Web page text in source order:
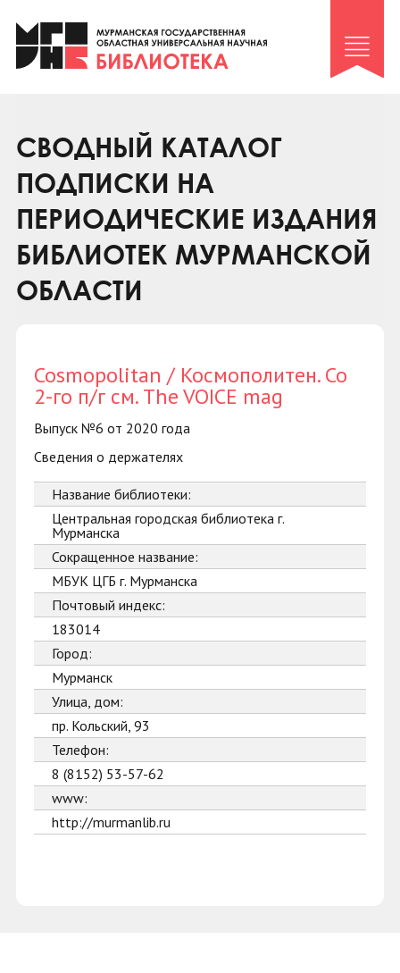
Клуб «Гиря и сельдерей»
Клуб «Семейный архив»
Коллегам
Контакты
СВОДНЫЙ КАТАЛОГ
ПОДПИСКИ НА
ПЕРИОДИЧЕСКИЕ ИЗДАНИЯ
БИБЛИОТЕК МУРМАНСКОЙ
ОБЛАСТИ
Cosmopolitan / Космополитен. Со
2-го п/г см. The VOICE mag
Выпуск №6 от 2020 года
Сведения о держателях
Название библиотеки:
Центральная городская библиотека г.
Мурманска
Сокращенное название:
МБУК ЦГБ г. Мурманска
Почтовый индекс:
183014
Город:
Мурманск
Улица, дом:
пр. Кольский, 93
Телефон:
8 (8152) 53-57-62
www:
http://murmanlib.ru